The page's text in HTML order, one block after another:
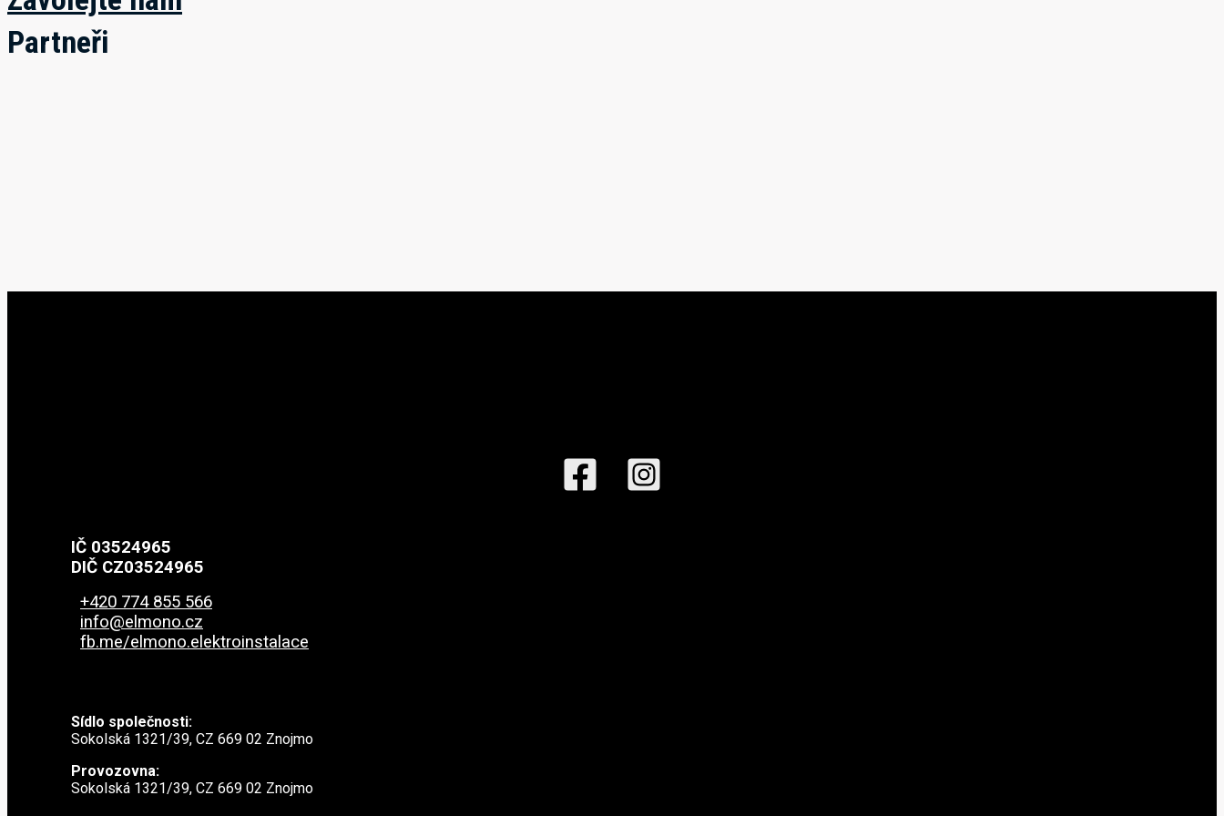
Partneři
IČ 03524965
DIČ CZ03524965
+420 774 855 566
info@elmono.cz
fb.me/elmono.elektroinstalace
Sídlo společnosti:
Sokolská 1321/39, CZ 669 02 Znojmo
Provozovna:
Sokolská 1321/39, CZ 669 02 Znojmo